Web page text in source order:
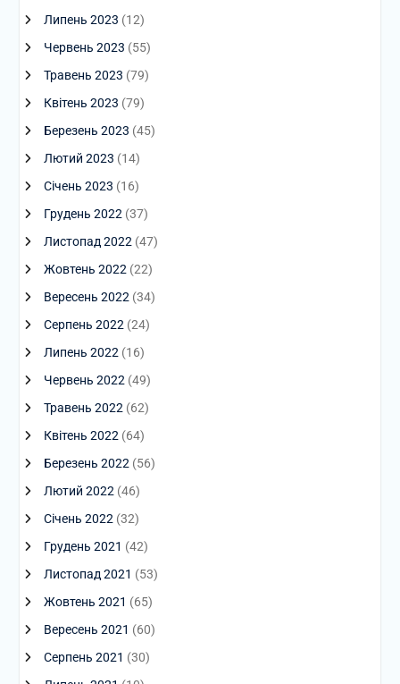
Липень 2023 (12)
Червень 2023 (55)
Травень 2023 (79)
Квітень 2023 (79)
Березень 2023 (45)
Лютий 2023 (14)
Січень 2023 (16)
Грудень 2022 (37)
Листопад 2022 (47)
Жовтень 2022 (22)
Вересень 2022 (34)
Серпень 2022 (24)
Липень 2022 (16)
Червень 2022 (49)
Травень 2022 (62)
Квітень 2022 (64)
Березень 2022 (56)
Лютий 2022 (46)
Січень 2022 (32)
Грудень 2021 (42)
Листопад 2021 (53)
Жовтень 2021 (65)
Вересень 2021 (60)
Серпень 2021 (30)